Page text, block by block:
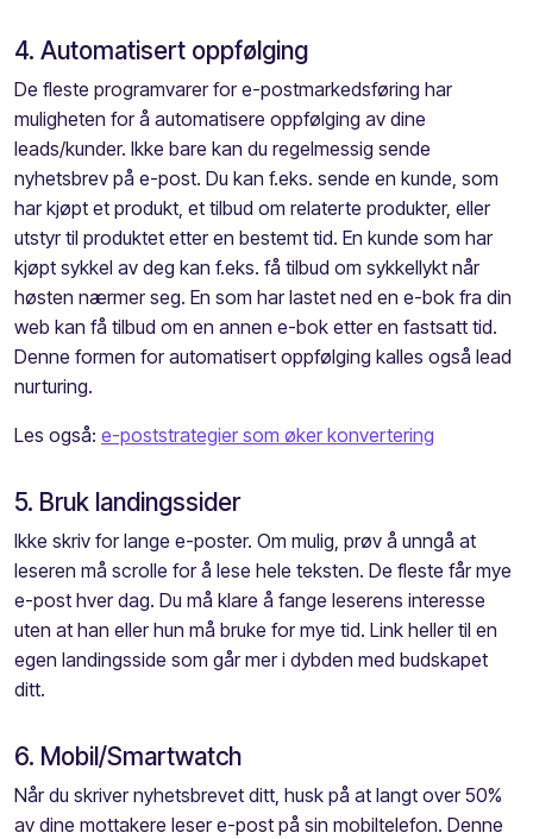
4. Automatisert oppfølging
De fleste programvarer for e-postmarkedsføring har
muligheten for å automatisere oppfølging av dine
leads/kunder. Ikke bare kan du regelmessig sende
nyhetsbrev på e-post. Du kan f.eks. sende en kunde, som
har kjøpt et produkt, et tilbud om relaterte produkter, eller
utstyr til produktet etter en bestemt tid. En kunde som har
kjøpt sykkel av deg kan f.eks. få tilbud om sykkellykt når
høsten nærmer seg. En som har lastet ned en e-bok fra din
web kan få tilbud om en annen e-bok etter en fastsatt tid.
Denne formen for automatisert oppfølging kalles også lead
nurturing.
Les også: e-poststrategier som øker konvertering
5. Bruk landingssider
Ikke skriv for lange e-poster. Om mulig, prøv å unngå at
leseren må scrolle for å lese hele teksten. De fleste får mye
e-post hver dag. Du må klare å fange leserens interesse
uten at han eller hun må bruke for mye tid. Link heller til en
egen landingsside som går mer i dybden med budskapet
ditt.
6. Mobil/Smartwatch
Når du skriver nyhetsbrevet ditt, husk på at langt over 50%
av dine mottakere leser e-post på sin mobiltelefon. Denne